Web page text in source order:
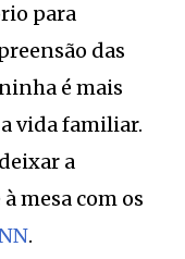
para
das
é mais
vida familiar.
a
mesa com os
.